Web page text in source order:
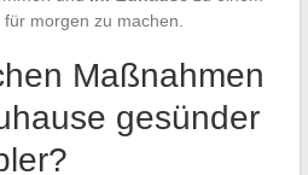
morgen zu machen.
Maßnahmen
gesünder